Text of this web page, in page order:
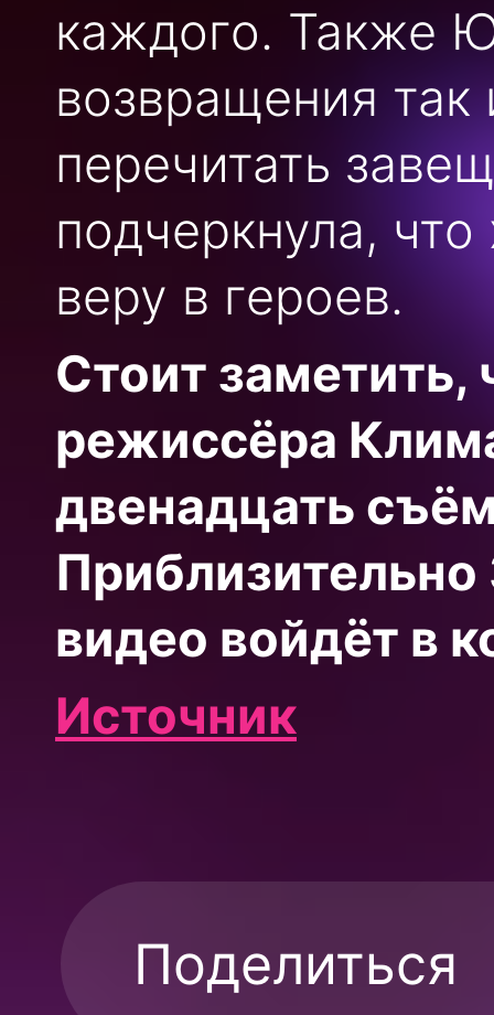
каждого. Также
возвращения
перечитать
подчеркнула,
веру в героев.
Стоит
режиссёра
двенадцать
видео войдёт в
Источник
Поделиться